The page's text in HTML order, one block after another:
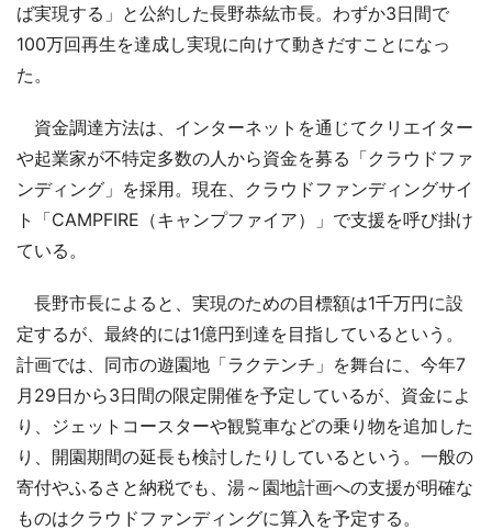
ば実現する」と公約した長野恭紘市長。わずか3日間で
100万回再生を達成し実現に向けて動きだすことになっ
た。
資金調達方法は、インターネットを通じてクリエイター
や起業家が不特定多数の人から資金を募る「クラウドファ
ンディング」を採用。現在、クラウドファンディングサイ
ト「CAMPFIRE（キャンプファイア）」で支援を呼び掛け
ている。
長野市長によると、実現のための目標額は1千万円に設
定するが、最終的には1億円到達を目指しているという。
計画では、同市の遊園地「ラクテンチ」を舞台に、今年7
月29日から3日間の限定開催を予定しているが、資金によ
り、ジェットコースターや観覧車などの乗り物を追加した
り、開園期間の延長も検討したりしているという。一般の
寄付やふるさと納税でも、湯～園地計画への支援が明確な
ものはクラウドファンディングに算入を予定する。